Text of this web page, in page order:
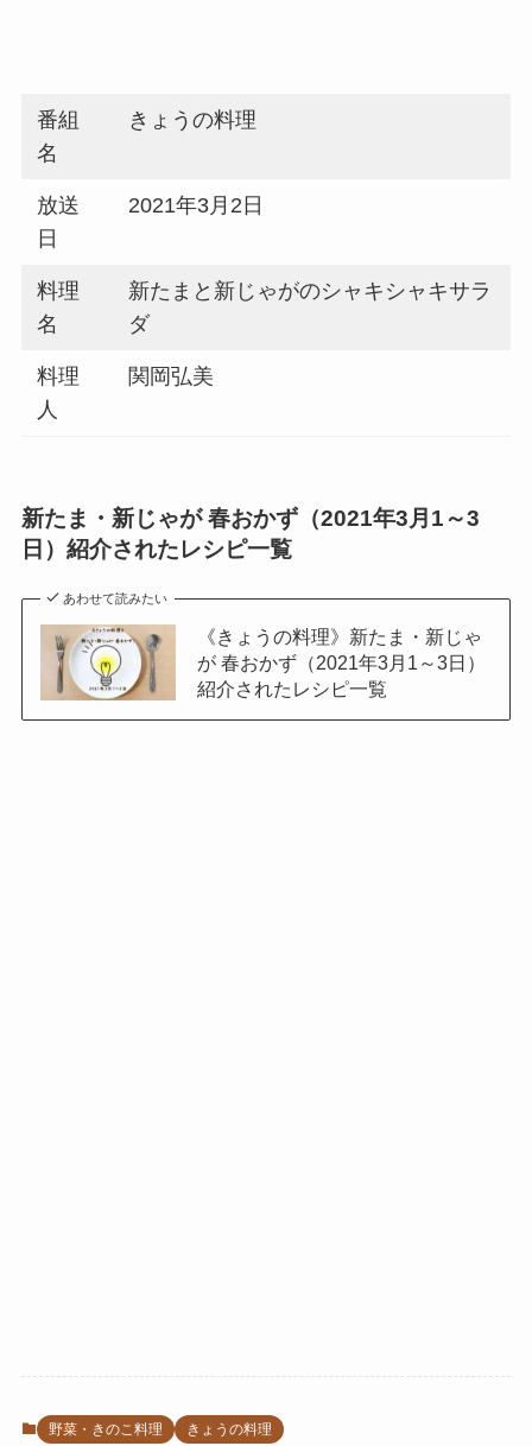
番組
名
きょうの料理
放送
日
2021年3月2日
料理
名
新たまと新じゃがのシャキシャキサラ
ダ
料理
人
関岡弘美
新たま・新じゃが 春おかず（2021年3月1～3
日）紹介されたレシピ一覧
あわせて読みたい
《きょうの料理》新たま・新じゃ
が 春おかず（2021年3月1～3日）
紹介されたレシピ一覧
野菜・きのこ料理 きょうの料理